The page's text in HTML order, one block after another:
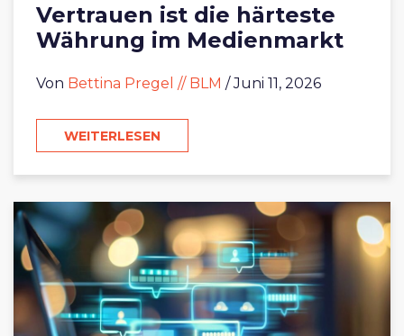
Vertrauen ist die härteste
Währung im Medienmarkt
Von Bettina Pregel // BLM / Juni 11, 2026
WEITERLESEN